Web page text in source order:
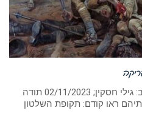
המלחמה הדרום אפריקאית כתב: גילי חסקין; ‏‏02/11/2023 תודה
ראו קודם: תקופת השלטון